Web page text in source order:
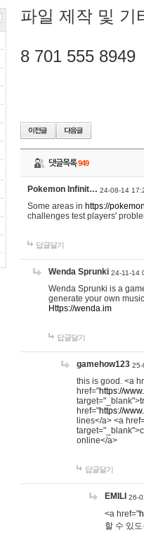
파일 제작 및 기
8 701 555 8949
댓글목록949
Pokemon Infinit… 24-08-14
Some areas in https://
challenges test players'
답글달기
Wenda Sprunki 24-11-14
Wenda Sprunki is a
generate your own
Https://wenda.im
답글달기
gamehow123 25-
this is good. <a
href="https://
href="https://
lines</a> <a
online</a>
답글달기
EMILI 26-
<a href="
할 수 있